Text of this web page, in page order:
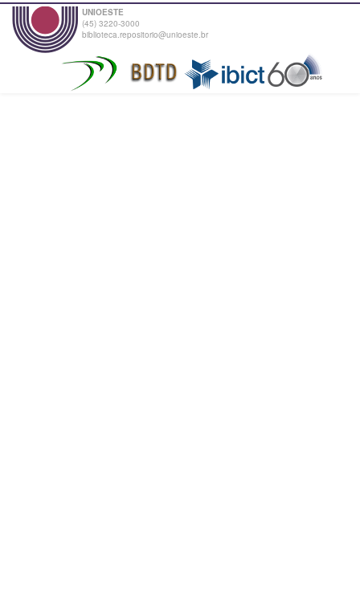
UNIOESTE
(45) 3220-3000
biblioteca.repositorio@unioeste.br